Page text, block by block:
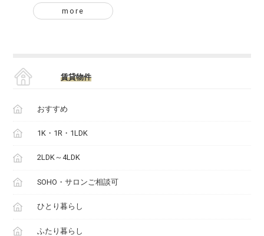
more
賃貸物件
おすすめ
1K・1R・1LDK
2LDK～4LDK
SOHO・サロンご相談可
ひとり暮らし
ふたり暮らし